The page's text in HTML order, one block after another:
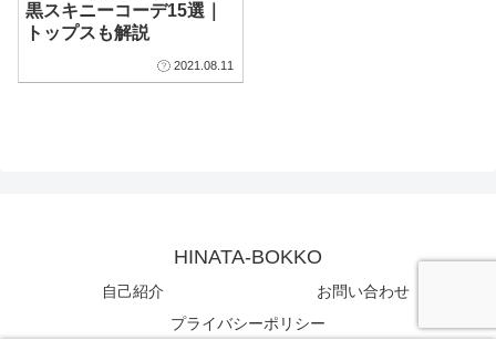
黒スキニーコーデ15選｜
トップスも解説
2021.08.11
HINATA-BOKKO
自己紹介
お問い合わせ
プライバシーポリシー